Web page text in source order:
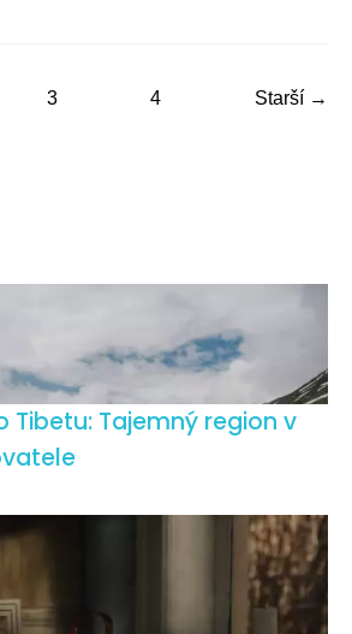
3 4 Starší →
Tibetu: Tajemný region v